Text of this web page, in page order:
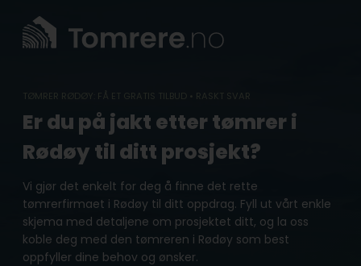
content
TØMRER RØDØY: FÅ ET GRATIS TILBUD • RASKT SVAR
Er du på jakt etter tømrer i
Rødøy til ditt prosjekt?
Vi gjør det enkelt for deg å finne det rette
tømrerfirmaet i Rødøy til ditt oppdrag. Fyll ut vårt enkle
skjema med detaljene om prosjektet ditt, og la oss
koble deg med den tømreren i Rødøy som best
oppfyller dine behov og ønsker.